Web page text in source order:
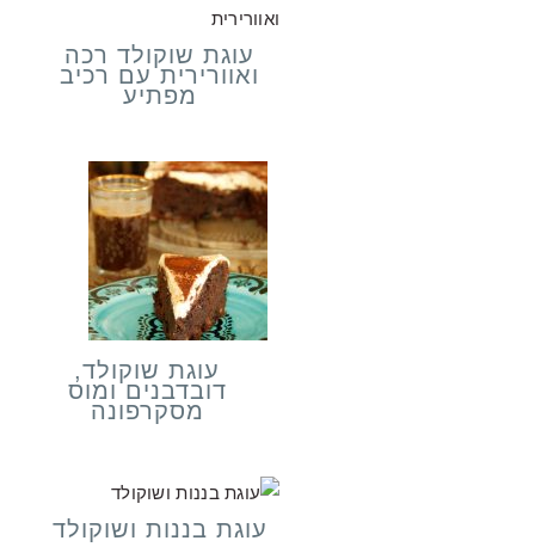
עוגת שוקולד רכה
ואוורירית עם רכיב
מפתיע
עוגת שוקולד,
דובדבנים ומוס
מסקרפונה
עוגת בננות ושוקולד